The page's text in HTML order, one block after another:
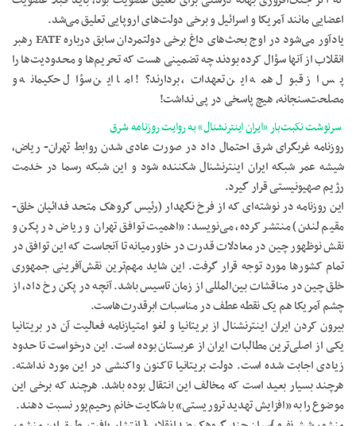
اعضایی مانند آمریکا و اسرائیل و برخی دولت‌های اروپایی تعلیق می‌شد.
یادآور می‌شود در اوج بحث‌های داغ برخی دولتمردان سابق درباره FATF رهبر
انقلاب از آنها سؤال کرده بودند چه تضمینی هست که تحریم‌ها و محدودیت‌ها را
پس از قبول همه این تعهدات، بردارند؟! اما این سؤال حکیمانه و
مصلحت‌سنجانه، هیچ پاسخی در پی نداشت!
سرنوشت نکبت‌بار «ایران اینترنشنال» به روایت روزنامه شرق
روزنامه غربگرای شرق احتمال داد در صورت عادی شدن روابط تهران- ریاض،
شیشه عمر شبکه ایران اینترنشنال شکننده شود و این شبکه رسما در خدمت
رژیم صهیونیستی قرار گیرد.
این روزنامه در نوشته‌ای که از فرخ نگهدار (رئیس گروهک متحد فدائیان خلق-
مقیم لندن) منتشر کرده، می‌نویسد: «اهمیت توافق تهران و ریاض در پکن و
نقش نوظهور چین در معادلات قدرت در خاورمیانه تا آنجاسـت که این توافق در
تمام کشورها مورد توجه قرار گرفت. این شاید مهم‌ترین نقش‌آفرینی جمهوری
خلق چین در مناقشات بین‌المللی از زمان تاسیس باشد. آنچه در پکن رخ داد‌، از
چشم آمریکا هم یک نقطه عطف در مناسبات ابرقدرت‌هاست.
بیرون کردن ایران اینترنشنال از بریتانیا و لغو امتیازنامه فعالیت آن در بریتانیا
یکی از اصلی‌ترین مطالبات ایران از عربستان بوده است. این درخواست تا حدود
زیادی اجابت شده است. دولت بریتانیا تاکنون واکنشی در این مورد نداشته.
هرچند بسیار بعید است که مخالف این انتقال بوده باشد. هرچند که برخی این
موضوع را به «افزایش تهدید تروریستی» با شکایت خانم رحیم‌پور نسبت دهند.